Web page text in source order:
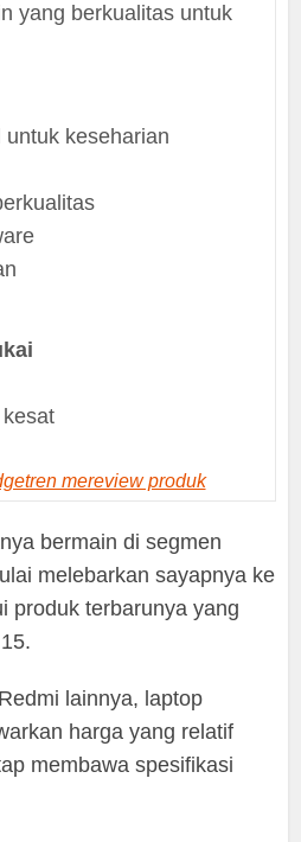
yang berkualitas untuk
keseharian
mereview produk
bermain di segmen
melebarkan sayapnya ke
produk terbarunya yang
lainnya, laptop
harga yang relatif
membawa spesifikasi